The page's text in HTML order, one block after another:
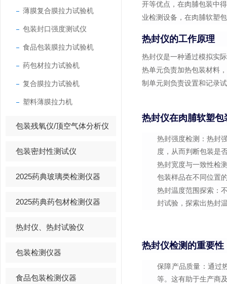
薄膜复合膜拉力试验机
包装封口强度测试仪
食品包装膜拉力试验机
药包材拉力试验机
复合膜拉力试验机
塑料薄膜拉力机
包装残氧仪/顶空气体分析仪
包装密封性测试仪
2025药典玻璃类检测仪器
2025药典药包材检测仪器
热封仪、热封试验仪
包装检测仪器
食品包装检测仪器
开等优点，在肉脯包装中
业检测设备，在肉脯软塑
热封仪的工作原理
热封仪是一种通过模拟实
热单元负责加热包装材料
制单元则负责设置和记录
热封仪在肉脯软塑
热封强度检测 ：热封
度，从而判断包装是
热封宽度与一致性检
包装样品在不同位置
热封温度范围探索 ：
封试验，探索出热封
热封仪检测的重要性
保障产品质量 ：通过
等。这有助于生产商